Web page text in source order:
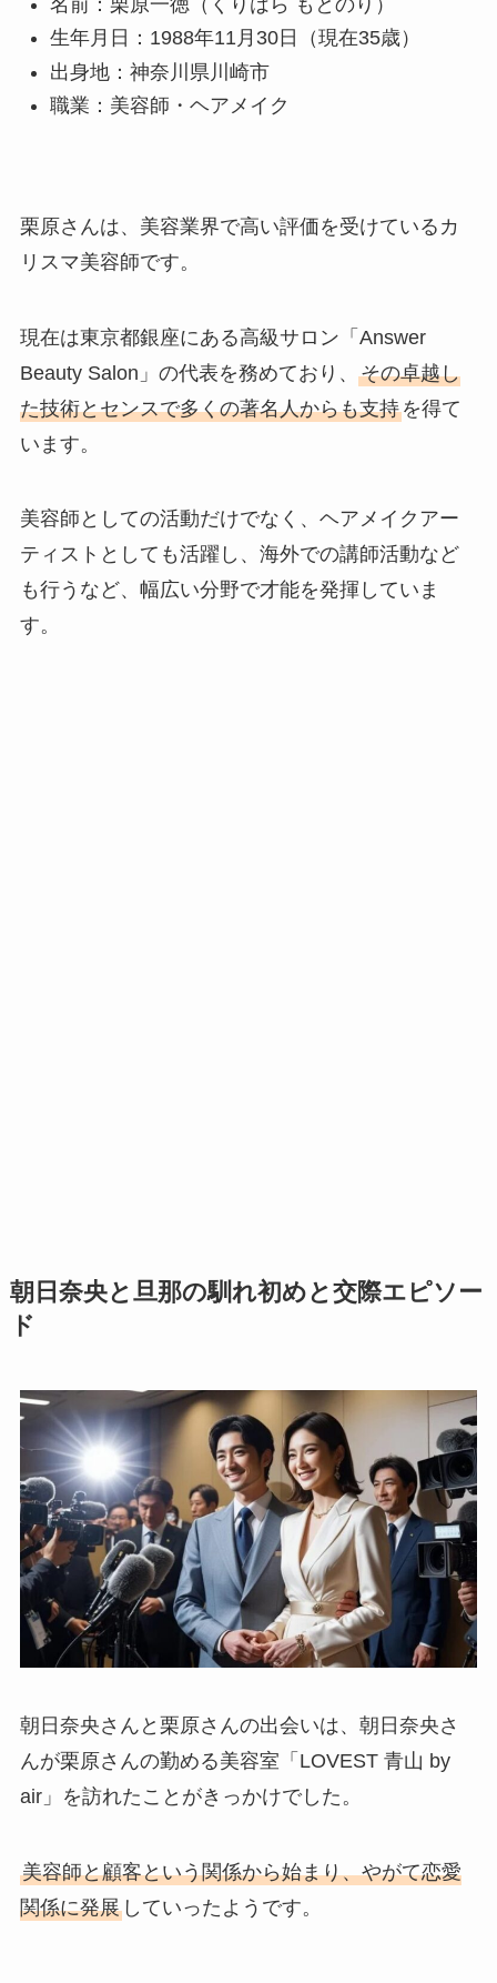
生年月日：1988年11月30日（現在35歳）
出身地：神奈川県川崎市
職業：美容師・ヘアメイク
栗原さんは、美容業界で高い評価を受けているカ
リスマ美容師です。
現在は東京都銀座にある高級サロン「Answer
Beauty Salon」の代表を務めており、 その卓越し
た技術とセンスで多くの著名人からも支持を得て
います。
美容師としての活動だけでなく、ヘアメイクアー
ティストとしても活躍し、海外での講師活動など
も行うなど、幅広い分野で才能を発揮していま
す。
朝日奈央と旦那の馴れ初めと交際エピソー
ド
朝日奈央さんと栗原さんの出会いは、朝日奈央さ
んが栗原さんの勤める美容室「LOVEST 青山 by
air」を訪れたことがきっかけでした。
美容師と顧客という関係から始まり、やがて恋愛
関係に発展していったようです。